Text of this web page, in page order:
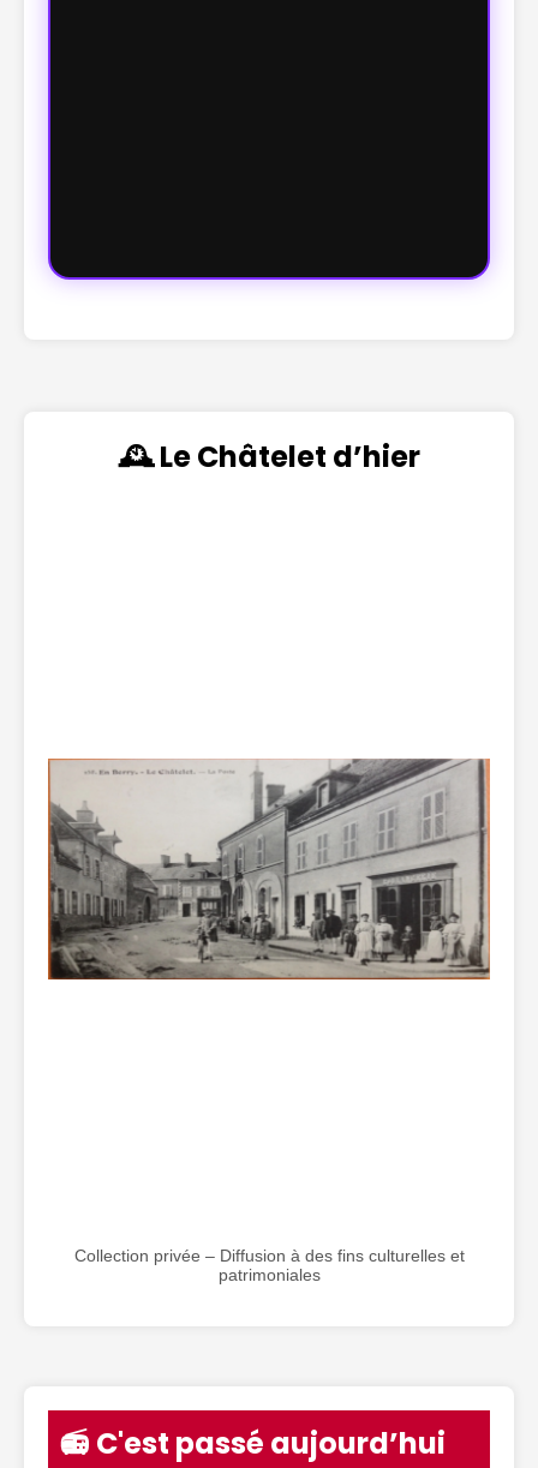
🕰️ Le Châtelet d’hier
Collection privée – Diffusion à des fins culturelles et
patrimoniales
📻 C'est passé aujourd’hui